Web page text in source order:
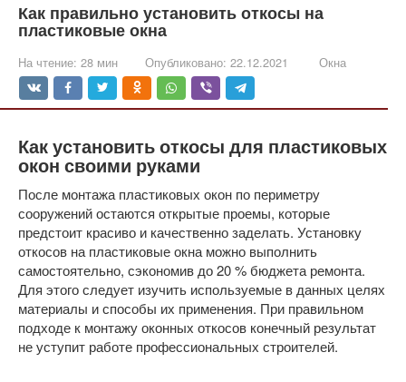
Как правильно установить откосы на
пластиковые окна
На чтение: 28 мин Опубликовано: 22.12.2021 Окна
Как установить откосы для пластиковых
окон своими руками
После монтажа пластиковых окон по периметру
сооружений остаются открытые проемы, которые
предстоит красиво и качественно заделать. Установку
откосов на пластиковые окна можно выполнить
самостоятельно, сэкономив до 20 % бюджета ремонта.
Для этого следует изучить используемые в данных целях
материалы и способы их применения. При правильном
подходе к монтажу оконных откосов конечный результат
не уступит работе профессиональных строителей.